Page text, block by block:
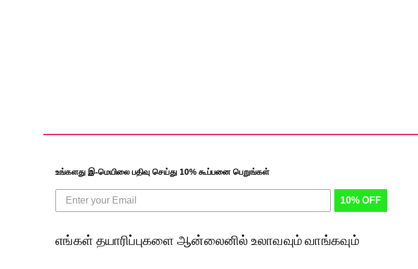
உங்களது இ-மெயிலை பதிவு செய்து 10% கூப்பனை பெறுங்கள்
10% OFF
எங்கள் தயாரிப்புகளை ஆன்லைனில் உலாவவும் வாங்கவும்